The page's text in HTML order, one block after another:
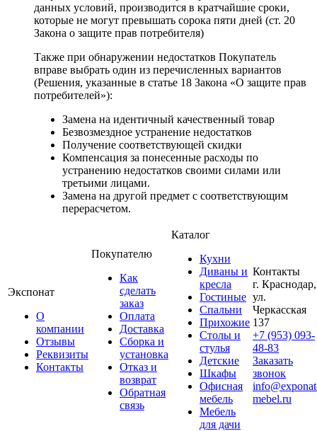
данных условий, производится в кратчайшие сроки,
которые не могут превышать сорока пяти дней (ст. 20
Закона о защите прав потребителя)
Также при обнаружении недостатков Покупатель
вправе выбрать один из перечисленных вариантов
(Решения, указанные в статье 18 Закона «О защите прав
потребителей»):
Замена на идентичный качественный товар
Безвозмездное устранение недостатков
Получение соответствующей скидки
Компенсация за понесенные расходы по
устранению недостатков своими силами или
третьими лицами.
Замена на другой предмет с соответствующим
перерасчетом.
Экспонат
О
компании
Отзывы
Реквизиты
Контакты
Покупателю
Как
сделать
заказ
Оплата
Доставка
Сборка и
установка
Отказ и
возврат
Обратная
связь
Каталог
Кухни
Диваны и
кресла
Гостиные
Спальни
Прихожие
Столы и
стулья
Детские
Шкафы
Офисная
мебель
Мебель
для дачи
Контакты
г. Краснодар,
ул.
Черкасская
137
+7 (953) 093-
48-83
Заказать
звонок
mebel.ru